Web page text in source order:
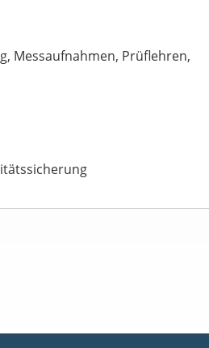
Messaufnahmen, Prüflehren,